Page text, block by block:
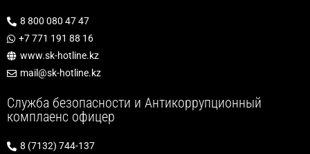
8 800 080 47 47
+7 771 191 88 16
www.sk-hotline.kz
mail@sk-hotline.kz
Служба безопасности и Антикоррупционный
комплаенс офицер
8 (7132) 744-137